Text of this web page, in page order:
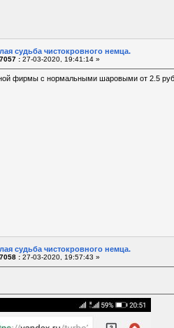
судьба чистокровного немца.
: 27-03-2020, 19:41:14 »
фирмы с нормальными шаровыми от 2.5
судьба чистокровного немца.
: 27-03-2020, 19:57:43 »